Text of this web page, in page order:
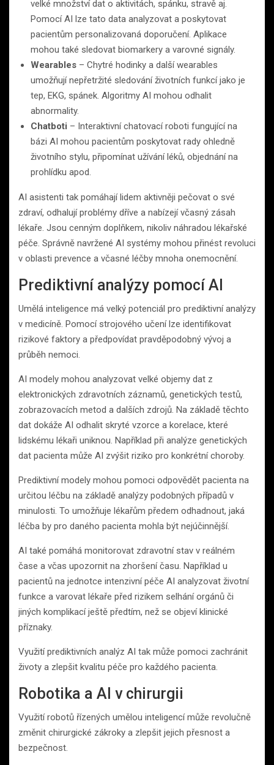
velké množství dat o aktivitách, spánku, stravě aj.
Pomocí AI lze tato data analyzovat a poskytovat
pacientům personalizovaná doporučení. Aplikace
mohou také sledovat biomarkery a varovné signály.
Wearables – Chytré hodinky a další wearables
umožňují nepřetržité sledování životních funkcí jako je
tep, EKG, spánek. Algoritmy AI mohou odhalit
abnormality.
Chatboti – Interaktivní chatovací roboti fungující na
bázi AI mohou pacientům poskytovat rady ohledně
životního stylu, připomínat užívání léků, objednání na
prohlídku apod.
AI asistenti tak pomáhají lidem aktivněji pečovat o své
zdraví, odhalují problémy dříve a nabízejí včasný zásah
lékaře. Jsou cenným doplňkem, nikoliv náhradou lékařské
péče. Správně navržené AI systémy mohou přinést revoluci
v oblasti prevence a včasné léčby mnoha onemocnění.
Prediktivní analýzy pomocí AI
Umělá inteligence má velký potenciál pro prediktivní analýzy
v medicíně. Pomocí strojového učení lze identifikovat
rizikové faktory a předpovídat pravděpodobný vývoj a
průběh nemoci.
AI modely mohou analyzovat velké objemy dat z
elektronických zdravotních záznamů, genetických testů,
zobrazovacích metod a dalších zdrojů. Na základě těchto
dat dokáže AI odhalit skryté vzorce a korelace, které
lidskému lékaři uniknou. Například při analýze genetických
dat pacienta může AI zvýšit riziko pro konkrétní choroby.
Prediktivní modely mohou pomoci odpovědět pacienta na
určitou léčbu na základě analýzy podobných případů v
minulosti. To umožňuje lékařům předem odhadnout, jaká
léčba by pro daného pacienta mohla být nejúčinnější.
AI také pomáhá monitorovat zdravotní stav v reálném
čase a včas upozornit na zhoršení času. Například u
pacientů na jednotce intenzivní péče AI analyzovat životní
funkce a varovat lékaře před rizikem selhání orgánů či
jiných komplikací ještě předtím, než se objeví klinické
příznaky.
Využití prediktivních analýz AI tak může pomoci zachránit
životy a zlepšit kvalitu péče pro každého pacienta.
Robotika a AI v chirurgii
Využití robotů řízených umělou inteligencí může revolučně
změnit chirurgické zákroky a zlepšit jejich přesnost a
bezpečnost.